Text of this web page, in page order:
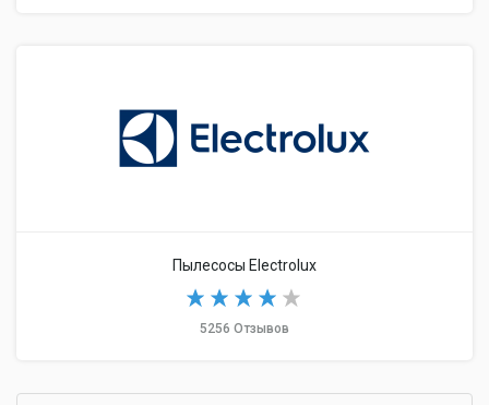
Пылесосы Electrolux
5256 Отзывов